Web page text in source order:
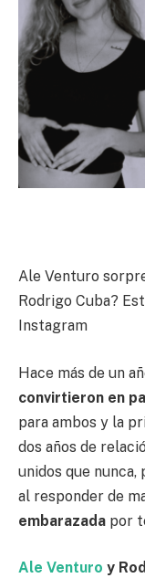
Ale Venturo
Rodrigo Cuba?
Instagram
Hace más de un
convirtieron en
para ambos y la
dos años de
unidos que
al responder de
embarazada por
Ale Venturo y